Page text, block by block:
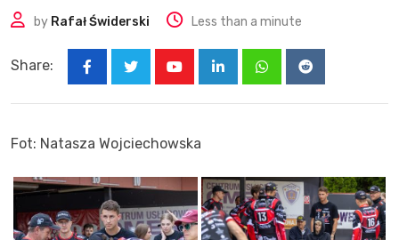
by Rafał Świderski Less than a minute
Share:
LinkedInWhatsappReddit
Fot: Natasza Wojciechowska